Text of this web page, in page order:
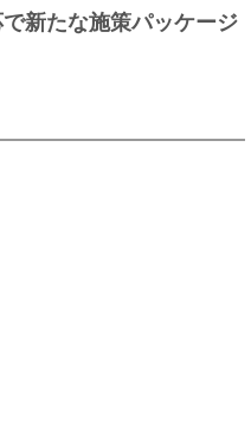
新たな施策パッケージ